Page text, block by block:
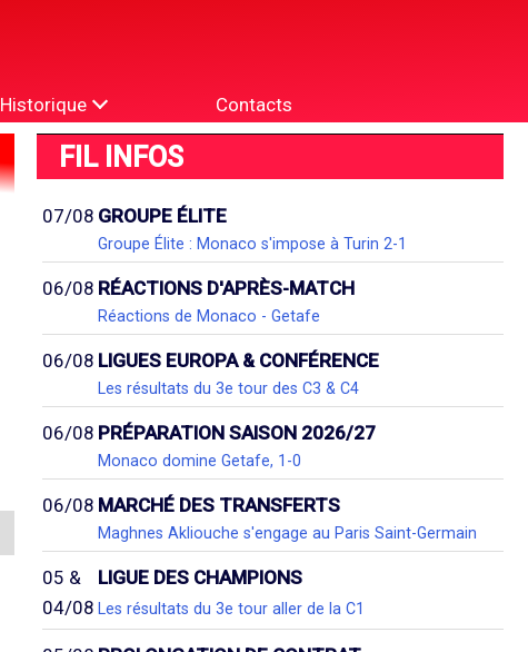
Historique Contacts
FIL INFOS
07/08 GROUPE ÉLITE
Groupe Élite : Monaco s'impose à Turin 2-1
06/08 RÉACTIONS D'APRÈS-MATCH
Réactions de Monaco - Getafe
06/08 LIGUES EUROPA & CONFÉRENCE
Les résultats du 3e tour des C3 & C4
06/08 PRÉPARATION SAISON 2026/27
Monaco domine Getafe, 1-0
06/08 MARCHÉ DES TRANSFERTS
Maghnes Akliouche s'engage au Paris Saint-Germain
05 &
04/08
LIGUE DES CHAMPIONS
Les résultats du 3e tour aller de la C1